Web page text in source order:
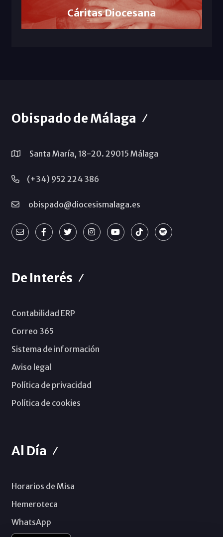
Cáritas Diocesana
Obispado de Málaga
Santa María, 18-20. 29015 Málaga
(+34) 952 224 386
obispado@diocesismalaga.es
De Interés
Contabilidad ERP
Correo 365
Sistema de información
Aviso legal
Política de privacidad
Política de cookies
Al Día
Horarios de Misa
Hemeroteca
WhatsApp